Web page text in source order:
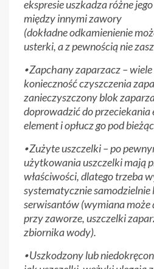
ekspresie uszkadza różne
między innymi zawory
(dokładne odkamienienie
usterki, a z pewnością nie
⦁ Zapchany zaparzacz –
konieczność czyszczenia
zanieczyszczony blok
doprowadzić do przeciekania
element i opłucz go pod
⦁ Zużyte uszczelki – po
użytkowania uszczelki mają
właściwości, dlatego trzeba
systematycznie samodzielnie
serwisantów (wymiana
przy zaworze, uszczelki
zbiornika wody).
⦁ Uszkodzony lub